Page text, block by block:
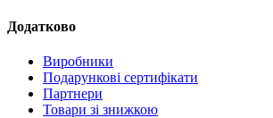
Додатково
Виробники
Подарункові сертифікати
Партнери
Товари зі знижкою